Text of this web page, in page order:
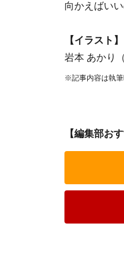
向かえばい
【イラスト】
岩本 あかり
※記事内容は執筆
【編集部お